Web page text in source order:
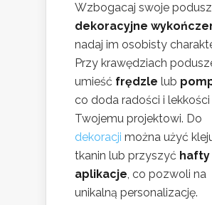
Wzbogacaj swoje
dekoracyjne
nadaj im osobisty
Przy krawędziach
umieść frędzle lub
co doda radości i lekkości
Twojemu projektowi. Do
dekoracji można użyć
tkanin lub przyszyć hafty
aplikacje, co pozwoli na
unikalną personalizację.